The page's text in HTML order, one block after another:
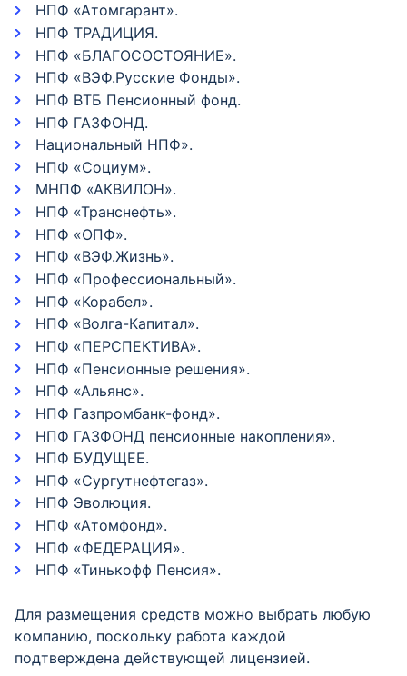
НПФ «Атомгарант».
НПФ ТРАДИЦИЯ.
НПФ «БЛАГОСОСТОЯНИЕ».
НПФ «ВЭФ.Русские Фонды».
НПФ ВТБ Пенсионный фонд.
НПФ ГАЗФОНД.
Национальный НПФ».
НПФ «Социум».
МНПФ «АКВИЛОН».
НПФ «Транснефть».
НПФ «ОПФ».
НПФ «ВЭФ.Жизнь».
НПФ «Профессиональный».
НПФ «Корабел».
НПФ «Волга-Капитал».
НПФ «ПЕРСПЕКТИВА».
НПФ «Пенсионные решения».
НПФ «Альянс».
НПФ Газпромбанк-фонд».
НПФ ГАЗФОНД пенсионные накопления».
НПФ БУДУЩЕЕ.
НПФ «Сургутнефтегаз».
НПФ Эволюция.
НПФ «Атомфонд».
НПФ «ФЕДЕРАЦИЯ».
НПФ «Тинькофф Пенсия».
Для размещения средств можно выбрать любую
компанию, поскольку работа каждой
подтверждена действующей лицензией.